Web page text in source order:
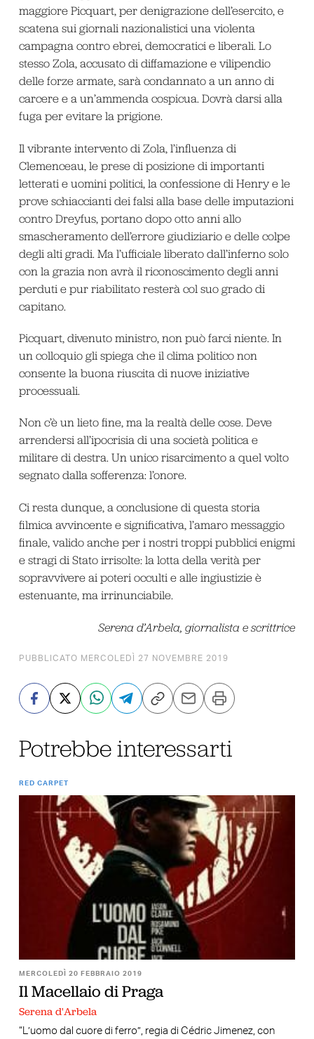
maggiore Picquart, per denigrazione dell’esercito, e
scatena sui giornali nazionalistici una violenta
campagna contro ebrei, democratici e liberali. Lo
stesso Zola, accusato di diffamazione e vilipendio
delle forze armate, sarà condannato a un anno di
carcere e a un’ammenda cospicua. Dovrà darsi alla
fuga per evitare la prigione.
Il vibrante intervento di Zola, l’influenza di
Clemenceau, le prese di posizione di importanti
letterati e uomini politici, la confessione di Henry e le
prove schiaccianti dei falsi alla base delle imputazioni
contro Dreyfus, portano dopo otto anni allo
smascheramento dell’errore giudiziario e delle colpe
degli alti gradi. Ma l’ufficiale liberato dall’inferno solo
con la grazia non avrà il riconoscimento degli anni
perduti e pur riabilitato resterà col suo grado di
capitano.
Picquart, divenuto ministro, non può farci niente. In
un colloquio gli spiega che il clima politico non
consente la buona riuscita di nuove iniziative
processuali.
Non c’è un lieto fine, ma la realtà delle cose. Deve
arrendersi all’ipocrisia di una società politica e
militare di destra. Un unico risarcimento a quel volto
segnato dalla sofferenza: l’onore.
Ci resta dunque, a conclusione di questa storia
filmica avvincente e significativa, l’amaro messaggio
finale, valido anche per i nostri troppi pubblici enigmi
e stragi di Stato irrisolte: la lotta della verità per
sopravvivere ai poteri occulti e alle ingiustizie è
estenuante, ma irrinunciabile.
Serena d’Arbela, giornalista e scrittrice
PUBBLICATO MERCOLEDÌ 27 NOVEMBRE 2019
Potrebbe interessarti
RED CARPET
MERCOLEDÌ 20 FEBBRAIO 2019
Il Macellaio di Praga
Serena d'Arbela
“L’uomo dal cuore di ferro”, regia di Cédric Jimenez, con